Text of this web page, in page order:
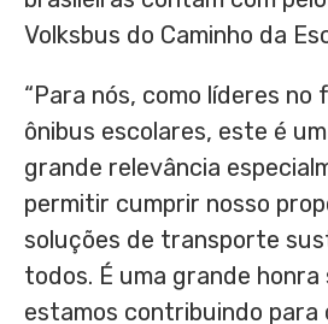
Volksbus do Caminho da
“Para nós, como líderes
ônibus escolares, este é
grande relevância
permitir cumprir nosso
soluções de transporte
todos. É uma grande honra
estamos contribuindo para